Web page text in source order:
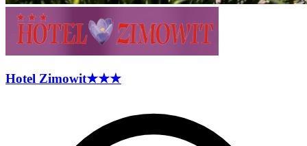
Hotel Zimowit★★★